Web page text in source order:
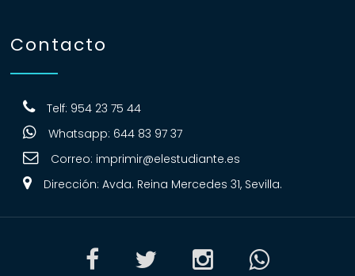
Contacto
Telf: 954 23 75 44
Whatsapp: 644 83 97 37
Correo: imprimir@elestudiante.es
Dirección: Avda. Reina Mercedes 31, Sevilla.